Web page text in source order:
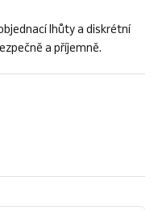
lhůty a diskrétní
a příjemně.